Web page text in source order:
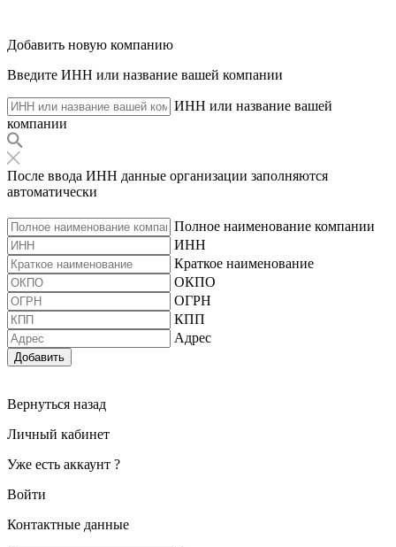
Добавить новую компанию
Введите ИНН или название вашей компании
ИНН или название вашей
компании
После ввода ИНН данные организации заполняются
автоматически
Полное наименование компании
ИНН
Краткое наименование
ОКПО
ОГРН
КПП
Адрес
Добавить
Вернуться назад
Личный кабинет
Уже есть аккаунт ?
Войти
Контактные данные